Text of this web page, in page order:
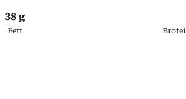
38 g
Fett